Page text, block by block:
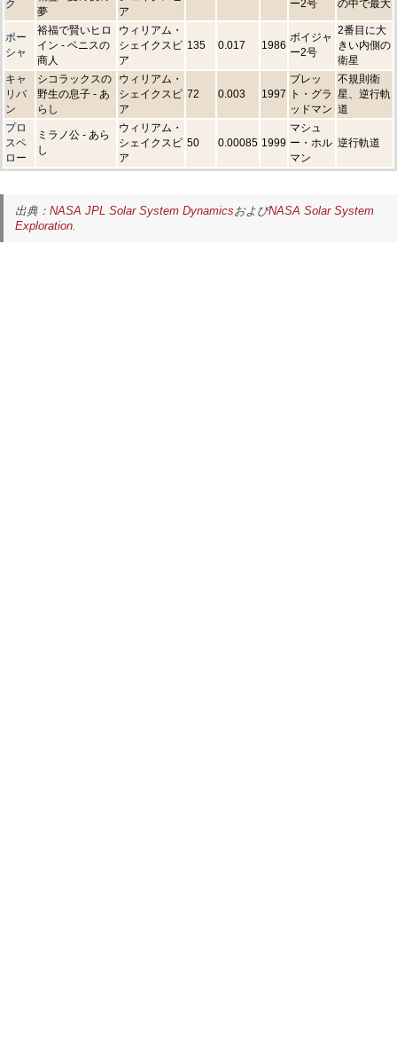
ク
夢
ア
ー2号 の中で最大
ポー
シャ
裕福で賢いヒロ
イン - ベニスの
商人
ウィリアム・
シェイクスピ
ア
135 0.017 1986
ボイジャ
ー2号
2番目に大
きい内側の
衛星
キャ
リバ
ン
シコラックスの
野生の息子 - あ
らし
ウィリアム・
シェイクスピ
ア
72 0.003 1997
ブレッ
ト・グラ
ッドマン
不規則衛
星、逆行軌
道
プロ
スペ
ロー
ミラノ公 - あら
し
ウィリアム・
シェイクスピ
ア
50 0.00085 1999
マシュ
ー・ホル
マン
逆行軌道
出典： NASA JPL Solar System Dynamics およびNASA Solar System
Exploration.